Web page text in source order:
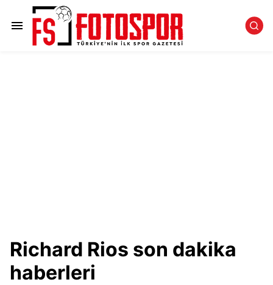
Richard Rios son dakika
haberleri